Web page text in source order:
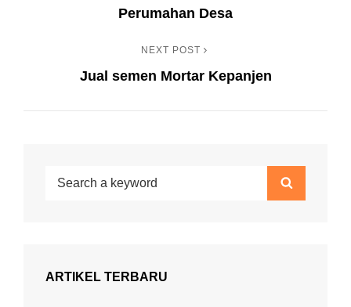
Perumahan Desa
NEXT POST
Jual semen Mortar Kepanjen
Search
ARTIKEL TERBARU